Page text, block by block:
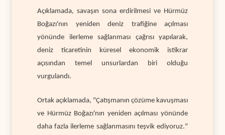
Açıklamada, savaşın sona erdirilmesi ve Hürmüz
Boğazı'nın yeniden deniz trafiğine açılması
yönünde ilerleme sağlanması çağrısı yapılarak,
deniz ticaretinin küresel ekonomik istikrar
açısından temel unsurlardan biri olduğu
vurgulandı.
Ortak açıklamada, "Çatışmanın çözüme kavuşması
ve Hürmüz Boğazı'nın yeniden açılması yönünde
daha fazla ilerleme sağlanmasını teşvik ediyoruz."